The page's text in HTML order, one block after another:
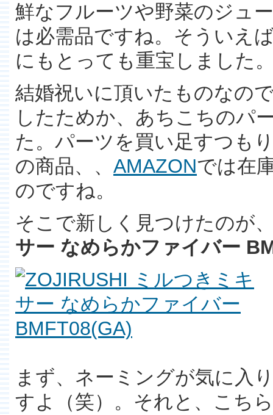
鮮なフルーツや野菜のジュ
は必需品ですね。そういえ
にもとっても重宝しました
結婚祝いに頂いたものなの
したためか、あちこちのパ
た。パーツを買い足すつも
の商品、、 AMAZONでは在
のですね。
そこで新しく見つけたのが
サー なめらかファイバー
まず、ネーミングが気に入
すよ（笑）。それと、こち